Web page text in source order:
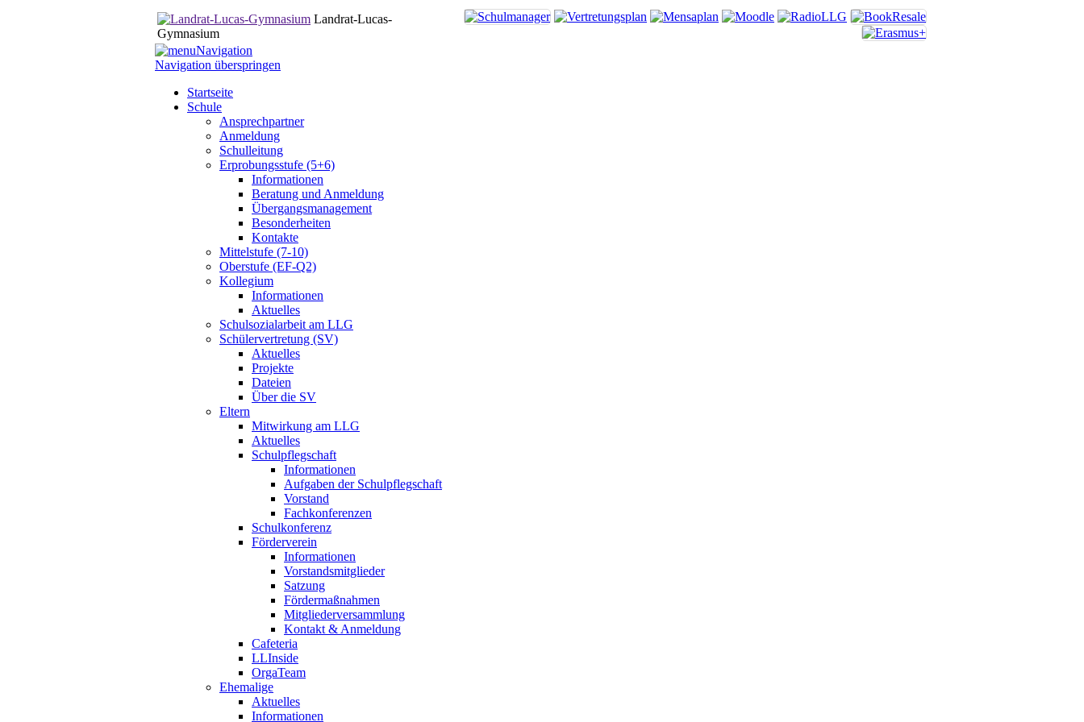
Landrat-Lucas-
Gymnasium
Navigation
Navigation überspringen
Startseite
Schule
Ansprechpartner
Anmeldung
Schulleitung
Erprobungsstufe (5+6)
Informationen
Beratung und Anmeldung
Übergangsmanagement
Besonderheiten
Kontakte
Mittelstufe (7-10)
Oberstufe (EF-Q2)
Kollegium
Informationen
Aktuelles
Schulsozialarbeit am LLG
Schülervertretung (SV)
Aktuelles
Projekte
Dateien
Über die SV
Eltern
Mitwirkung am LLG
Aktuelles
Schulpflegschaft
Informationen
Aufgaben der Schulpflegschaft
Vorstand
Fachkonferenzen
Schulkonferenz
Förderverein
Informationen
Vorstandsmitglieder
Satzung
Fördermaßnahmen
Mitgliederversammlung
Kontakt & Anmeldung
Cafeteria
LLInside
OrgaTeam
Ehemalige
Aktuelles
Informationen